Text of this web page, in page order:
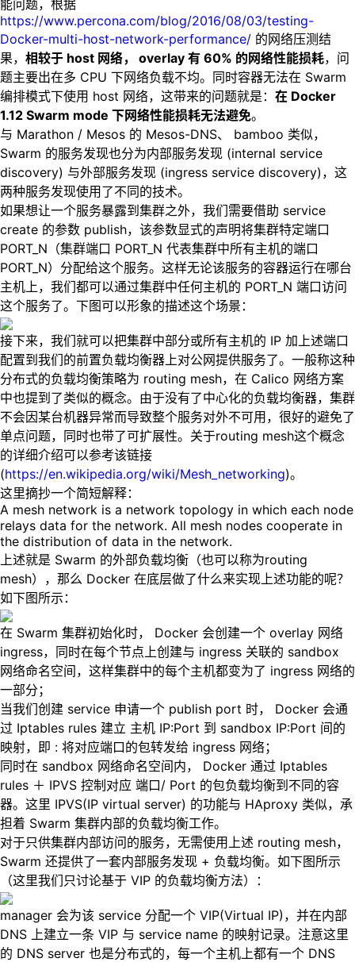
能问题，根据
https://www.percona.com/blog/2016/08/03/testing-
Docker-multi-host-network-performance/ 的网络压测结
果， 相较于 host 网络， overlay 有 60% 的网络性能损耗，问
题主要出在多 CPU 下网络负载不均。同时容器无法在 Swarm
编排模式下使用 host 网络，这带来的问题就是： 在 Docker
1.12 Swarm mode 下网络性能损耗无法避免。
与 Marathon / Mesos 的 Mesos-DNS、 bamboo 类似，
Swarm 的服务发现也分为内部服务发现 (internal service
discovery) 与外部服务发现 (ingress service discovery)，这
两种服务发现使用了不同的技术。
如果想让一个服务暴露到集群之外，我们需要借助 service
create 的参数 publish，该参数显式的声明将集群特定端口
PORT_N（集群端口 PORT_N 代表集群中所有主机的端口
PORT_N）分配给这个服务。这样无论该服务的容器运行在哪台
主机上，我们都可以通过集群中任何主机的 PORT_N 端口访问
这个服务了。下图可以形象的描述这个场景：
接下来，我们就可以把集群中部分或所有主机的 IP 加上述端口
配置到我们的前置负载均衡器上对公网提供服务了。一般称这种
分布式的负载均衡策略为 routing mesh，在 Calico 网络方案
中也提到了类似的概念。由于没有了中心化的负载均衡器，集群
不会因某台机器异常而导致整个服务对外不可用，很好的避免了
单点问题，同时也带了可扩展性。关于routing mesh这个概念
的详细介绍可以参考该链接
(https://en.wikipedia.org/wiki/Mesh_networking)。
这里摘抄一个简短解释：
A mesh network is a network topology in which each node
relays data for the network. All mesh nodes cooperate in
the distribution of data in the network.
上述就是 Swarm 的外部负载均衡（也可以称为routing
mesh），那么 Docker 在底层做了什么来实现上述功能的呢？
如下图所示：
在 Swarm 集群初始化时， Docker 会创建一个 overlay 网络
ingress，同时在每个节点上创建与 ingress 关联的 sandbox
网络命名空间，这样集群中的每个主机都变为了 ingress 网络的
一部分；
当我们创建 service 申请一个 publish port 时， Docker 会通
过 Iptables rules 建立 主机 IP:Port 到 sandbox IP:Port 间的
映射，即 : 将对应端口的包转发给 ingress 网络；
同时在 sandbox 网络命名空间内， Docker 通过 Iptables
rules ＋ IPVS 控制对应 端口/ Port 的包负载均衡到不同的容
器。这里 IPVS(IP virtual server) 的功能与 HAproxy 类似，承
担着 Swarm 集群内部的负载均衡工作。
对于只供集群内部访问的服务，无需使用上述 routing mesh，
Swarm 还提供了一套内部服务发现 + 负载均衡。如下图所示
（这里我们只讨论基于 VIP 的负载均衡方法）：
manager 会为该 service 分配一个 VIP(Virtual IP)，并在内部
DNS 上建立一条 VIP 与 service name 的映射记录。注意这里
的 DNS server 也是分布式的，每一个主机上都有一个 DNS